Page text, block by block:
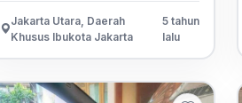
Jakarta Utara, Daerah
Khusus Ibukota Jakarta
5 tahun
lalu